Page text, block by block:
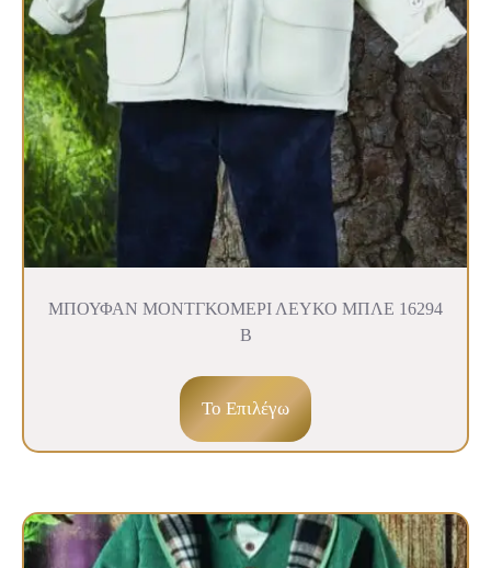
ΜΠΟΥΦΑΝ ΜΟΝΤΓΚΟΜΕΡΙ ΛΕΥΚΟ ΜΠΛΕ 16294
Β
To Επιλέγω